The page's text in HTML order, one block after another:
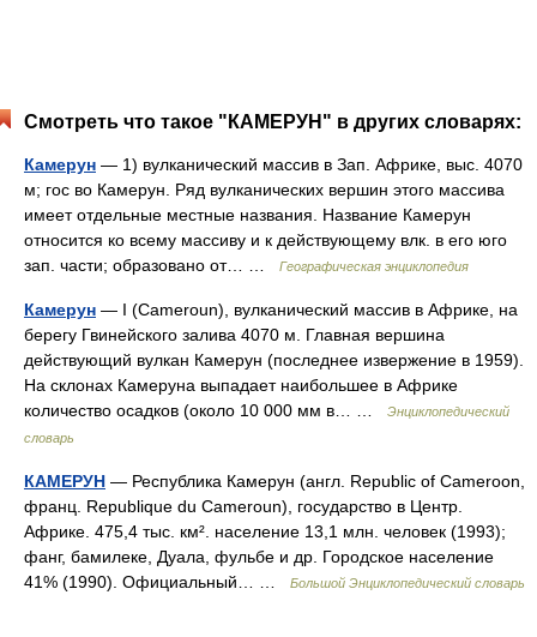
Смотреть что такое "КАМЕРУН" в других словарях:
Камерун — 1) вулканический массив в Зап. Африке, выс. 4070
м; гос во Камерун. Ряд вулканических вершин этого массива
имеет отдельные местные названия. Название Камерун
относится ко всему массиву и к действующему влк. в его юго
зап. части; образовано от… …
Географическая энциклопедия
Камерун — I (Cameroun), вулканический массив в Африке, на
берегу Гвинейского залива 4070 м. Главная вершина
действующий вулкан Камерун (последнее извержение в 1959).
На склонах Камеруна выпадает наибольшее в Африке
количество осадков (около 10 000 мм в… …
Энциклопедический
словарь
КАМЕРУН — Республика Камерун (англ. Republic of Cameroon,
франц. Republique du Cameroun), государство в Центр.
Африке. 475,4 тыс. км². население 13,1 млн. человек (1993);
фанг, бамилеке, Дуала, фульбе и др. Городское население
41% (1990). Официальный… …
Большой Энциклопедический словарь